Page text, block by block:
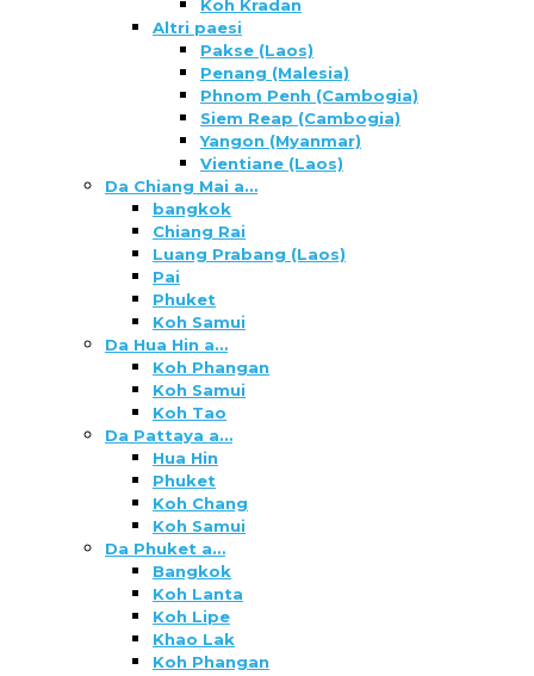
Koh Kradan
Altri paesi
Pakse (Laos)
Penang (Malesia)
Phnom Penh (Cambogia)
Siem Reap (Cambogia)
Yangon (Myanmar)
Vientiane (Laos)
Da Chiang Mai a…
bangkok
Chiang Rai
Luang Prabang (Laos)
Pai
Phuket
Koh Samui
Da Hua Hin a…
Koh Phangan
Koh Samui
Koh Tao
Da Pattaya a…
Hua Hin
Phuket
Koh Chang
Koh Samui
Da Phuket a…
Bangkok
Koh Lanta
Koh Lipe
Khao Lak
Koh Phangan